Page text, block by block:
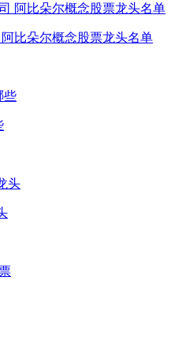
比朵尔概念股票龙头名单